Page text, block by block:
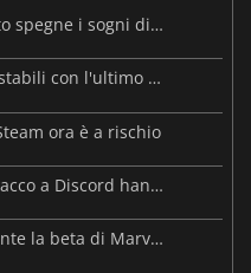
Steam Frame: il prezzo trapelato spegne i sogni di un VR economico
Palworld: Sunreach e boss più stabili con l'ultimo update
ora è a rischio
Le mappe dei malware e un attacco a Discord hanno colpito Meccha Chameleon
PlayStation Network in tilt durante la beta di Marvel Tōkon